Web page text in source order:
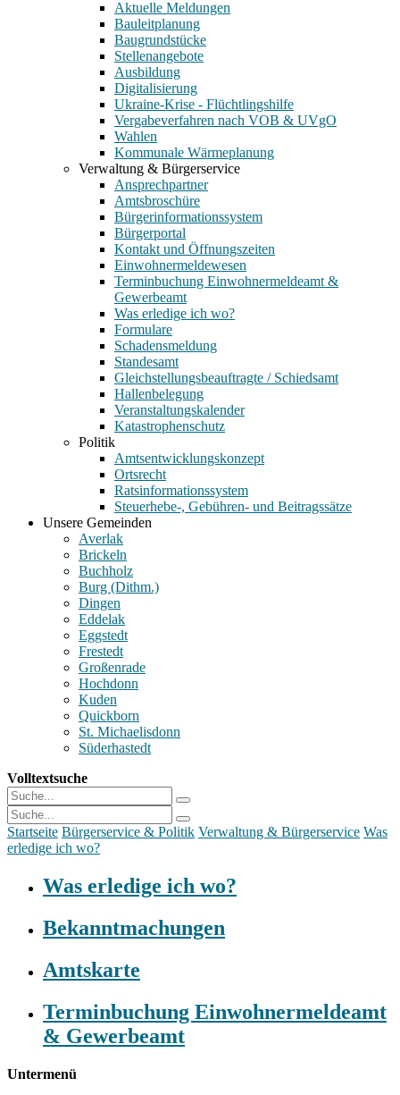
Aktuelle Meldungen
Bauleitplanung
Baugrundstücke
Stellenangebote
Ausbildung
Digitalisierung
Ukraine-Krise - Flüchtlingshilfe
Vergabeverfahren nach VOB & UVgO
Wahlen
Kommunale Wärmeplanung
Verwaltung & Bürgerservice
Ansprechpartner
Amtsbroschüre
Bürgerinformationssystem
Bürgerportal
Kontakt und Öffnungszeiten
Einwohnermeldewesen
Terminbuchung Einwohnermeldeamt &
Gewerbeamt
Was erledige ich wo?
Formulare
Schadensmeldung
Standesamt
Gleichstellungsbeauftragte / Schiedsamt
Hallenbelegung
Veranstaltungskalender
Katastrophenschutz
Politik
Amtsentwicklungskonzept
Ortsrecht
Ratsinformationssystem
Steuerhebe-, Gebühren- und Beitragssätze
Unsere Gemeinden
Averlak
Brickeln
Buchholz
Burg (Dithm.)
Dingen
Eddelak
Eggstedt
Frestedt
Großenrade
Hochdonn
Kuden
Quickborn
St. Michaelisdonn
Süderhastedt
Volltextsuche
Startseite Bürgerservice & Politik Verwaltung & Bürgerservice Was
erledige ich wo?
Was erledige ich wo?
Bekanntmachungen
Amtskarte
Terminbuchung Einwohnermeldeamt
& Gewerbeamt
Untermenü